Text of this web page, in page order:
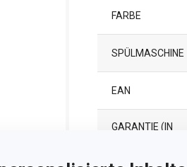
FARBE
SPÜLMASCHINE
EAN
GARANTIE (IN